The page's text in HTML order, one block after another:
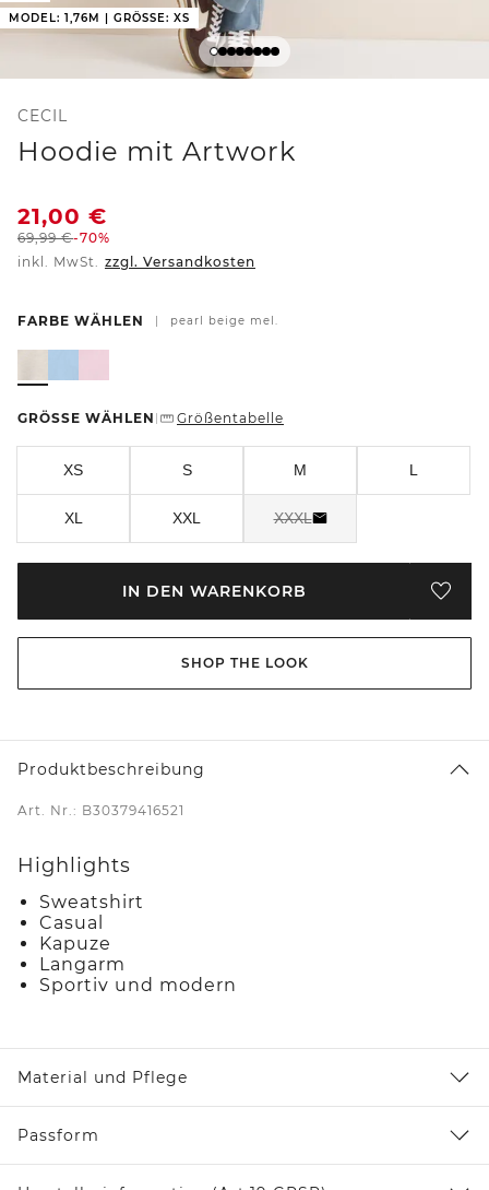
MODEL: 1,76M | GRÖSSE: XS
CECIL
Hoodie mit Artwork
21,00 €
69,99€-70%
inkl. MwSt. zzgl. Versandkosten
FARBE WÄHLEN pearl beige mel.
GRÖSSE WÄHLEN Größentabelle
XS S M L
XL XXL XXXL
IN DEN WARENKORB
SHOP THE LOOK
Produktbeschreibung
Art. Nr.: B30379416521
Highlights
Sweatshirt
Casual
Kapuze
Langarm
Sportiv und modern
Material und Pflege
Passform